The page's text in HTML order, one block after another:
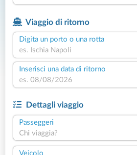
Viaggio di ritorno
Digita un porto o una rotta
Inserisci una data di ritorno
Dettagli viaggio
Passeggeri
Chi viaggia?
Veicolo